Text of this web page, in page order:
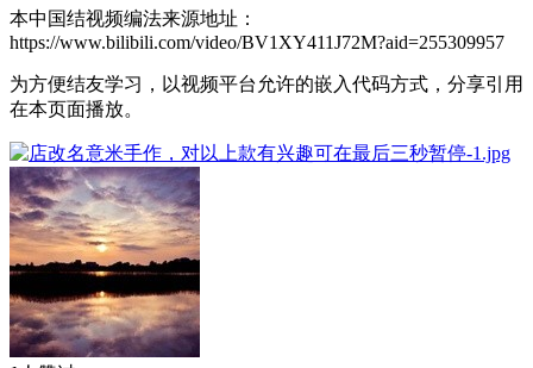
本中国结视频编法来源地址：
https://www.bilibili.com/video/BV1XY411J72M?aid=255309957
为方便结友学习，以视频平台允许的嵌入代码方式，分享引用
在本页面播放。